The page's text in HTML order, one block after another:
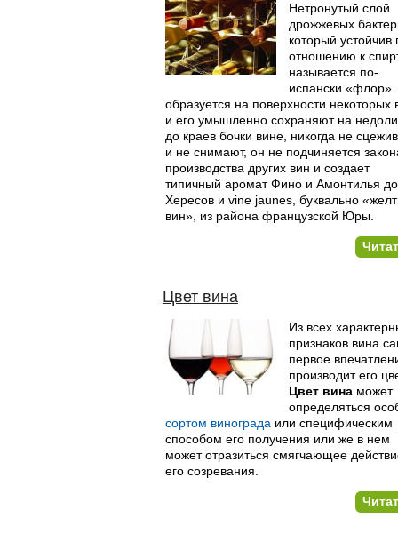
Нетронутый слой
дрожжевых
который устойчив
отношению к
называется по-
испански
образуется на поверхности некоторых
и его умышленно сохраняют на
до краев бочки вине, никогда не
и не снимают, он не подчиняется
производства других вин и создает
типичный аромат Фино и Амонтилья до
Хересов и vine jaunes, буквально
вин», из района французской Юры.
Цвет вина
Из всех
признаков вина
первое
производит его
Цвет вина может
определяться
сортом винограда или специфическим
способом его получения или же в нем
может отразиться смягчающее
его созревания.